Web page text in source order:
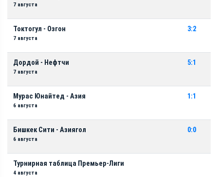
7 августа
Токтогул - Озгон
7 августа
3:2
Дордой - Нефтчи
7 августа
5:1
Мурас Юнайтед - Азия
6 августа
1:1
Бишкек Сити - Азиягол
6 августа
0:0
Турнирная таблица Премьер-Лиги
4 августа